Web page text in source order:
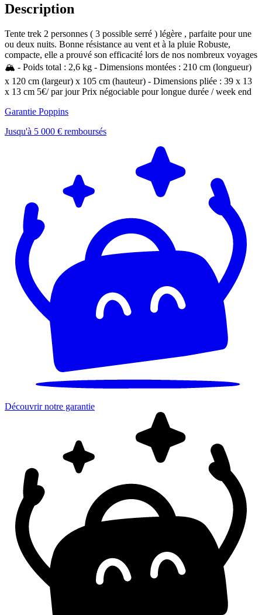
Description
Tente trek 2 personnes ( 3 possible serré ) légère , parfaite pour une
ou deux nuits. Bonne résistance au vent et à la pluie Robuste,
compacte, elle a prouvé son efficacité lors de nos nombreux voyages
🏔️ - Poids total : 2,6 kg - Dimensions montées : 210 cm (longueur)
x 120 cm (largeur) x 105 cm (hauteur) - Dimensions pliée : 39 x 13
x 13 cm 5€/ par jour Prix négociable pour longue durée / week end
Garantie Poppins
Jusqu'à 5 000 € remboursés
Découvrir notre garantie